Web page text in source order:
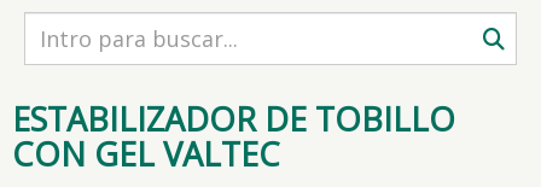
ESTABILIZADOR DE TOBILLO
CON GEL VALTEC